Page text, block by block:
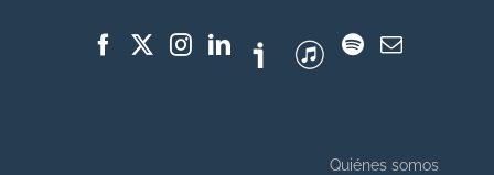
Quiénes somos